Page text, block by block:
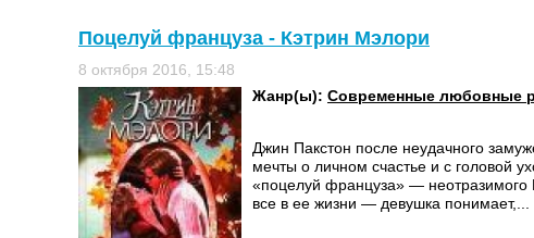
Поцелуй француза - Кэтрин Мэлори
8 октября 2016, 15:48
Жанр(ы): Современные любовные
Джин Пакстон после неудачного
мечты о личном счастье и с головой
«поцелуй француза» —
все в ее жизни — девушка понимает,...